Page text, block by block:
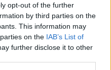
opt-out of the further
by third parties on the
This information may
on the IAB’s List of
further disclose it to other
που έβρασε ζυμαρικά
απαιτείται προσοχή και